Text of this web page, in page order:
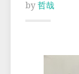
by 哲哉